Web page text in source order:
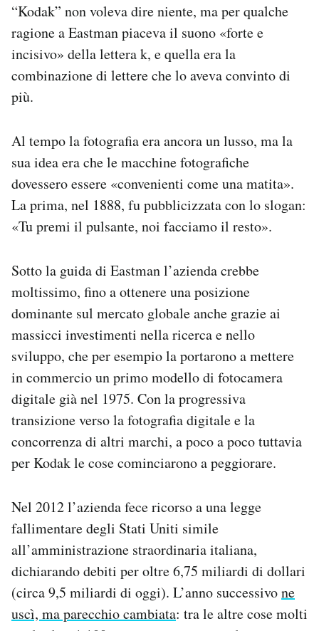
“Kodak” non voleva dire niente, ma per qualche
ragione a Eastman piaceva il suono «forte e
incisivo» della lettera k, e quella era la
combinazione di lettere che lo aveva convinto di
più.
Al tempo la fotografia era ancora un lusso, ma la
sua idea era che le macchine fotografiche
dovessero essere «convenienti come una matita».
La prima, nel 1888, fu pubblicizzata con lo slogan:
«Tu premi il pulsante, noi facciamo il resto».
Sotto la guida di Eastman l’azienda crebbe
moltissimo, fino a ottenere una posizione
dominante sul mercato globale anche grazie ai
massicci investimenti nella ricerca e nello
sviluppo, che per esempio la portarono a mettere
in commercio un primo modello di fotocamera
digitale già nel 1975. Con la progressiva
transizione verso la fotografia digitale e la
concorrenza di altri marchi, a poco a poco tuttavia
per Kodak le cose cominciarono a peggiorare.
Nel 2012 l’azienda fece ricorso a una legge
fallimentare degli Stati Uniti simile
all’amministrazione straordinaria italiana,
dichiarando debiti per oltre 6,75 miliardi di dollari
(circa 9,5 miliardi di oggi). L’anno successivone
uscì, ma parecchio cambiata: tra le altre cose molti